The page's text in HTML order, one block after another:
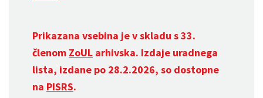
Prikazana vsebina je v skladu s 33.
členom ZoUL arhivska. Izdaje uradnega
lista, izdane po 28.2.2026, so dostopne
na PISRS.